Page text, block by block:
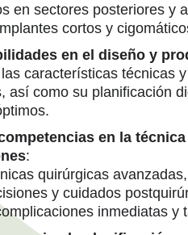
en sectores posteriores y
cortos y
en el diseño y
características técnicas
así como su planificación
en la
:
quirúrgicas
y cuidados
inmediatas y